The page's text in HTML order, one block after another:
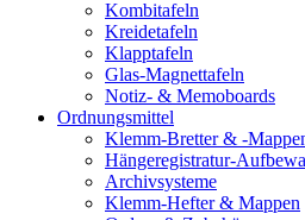
Kombitafeln
Kreidetafeln
Klapptafeln
Glas-Magnettafeln
Notiz- & Memoboards
Ordnungsmittel
Klemm-Bretter & -
Hängeregistratur-
Archivsysteme
Klemm-Hefter & Mappen